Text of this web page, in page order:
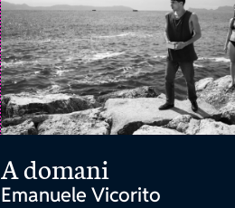
A domani
Emanuele Vicorito